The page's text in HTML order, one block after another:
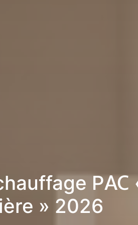
PAC
» 2026